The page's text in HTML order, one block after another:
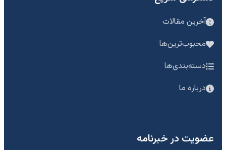
آخرین مقالات
محبوب‌ترین‌ها
دسته‌بندی‌ها
درباره ما
عضویت در خبرنامه